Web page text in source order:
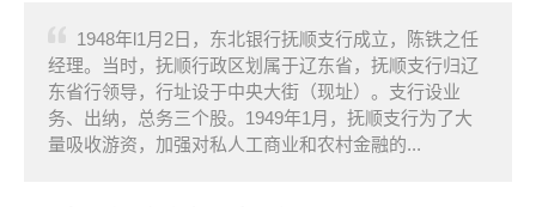
1948年l1月2日，东北银行抚顺支行成立，陈铁之任
经理。当时，抚顺行政区划属于辽东省，抚顺支行归辽
东省行领导，行址设于中央大街（现址）。支行设业
务、出纳，总务三个股。1949年1月，抚顺支行为了大
量吸收游资，加强对私人工商业和农村金融的...